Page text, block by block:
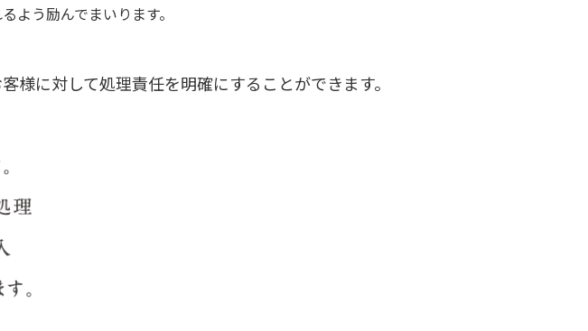
よう励んでまいります。
様に対して処理責任を明確にすることができます。